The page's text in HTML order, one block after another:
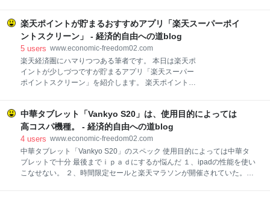
のところその通りに為替が円高に振れようがお構いな
しに日経平均は安定しています。 このまま来年２月ま
で安定した値動きかも知れないで
ク ・ディスプレイ 10.1インチ 解像度1280✕800 ・
CPU Octa-core Cortex A55 ・GPU IMG8322 ・
RAM（メモリ） 3 GB SDRAM DDR3 ・ストレー
ジ 64GB ※注意 64GBと32GBの２種類があるよう
です。購入時に要確認です。もちろん32GBの方が安
価になっています。 ・外部ストレージ microSDカー
5MP ・Antutu総合スコア 90000点 各使用方法
楽天ポイントが貯まるおすすめアプリ「楽天スーパーポイ
ントスクリーン」 - 経済的自由への道blog
5 users www.economic-freedom02.com
楽天経済圏にハマりつつある筆者です。 本日は楽天ポ
イントが少しづつですが貯まるアプリ「楽天スーパー
ポイントスクリーン」を紹介します。 楽天ポイントが
こちら どんどん貯まる！お得なポイントアプリ スーパ
ーポイントスクリーン 楽天スーパーポイントスクリー
ンとは？ 楽天ポイントが貯まるおこづかいアプリで
す。 ポイントの付いたページを見たり、動画を見る事
で付与されるコインを使用してゲームに参加しポイン
トが貰えるアプリです。 だいたい１日５ポイント程度
中華タブレット「Vankyo S20」は、使用目的によっては
高コスパ機種。 - 経済的自由への道blog
4 users www.economic-freedom02.com
中華タブレット「Vankyo S20」のスペック 使用目的によっては中華タ
ブレットで十分 最後までｉｐａｄにするか悩んだ １、ipadの性能を使い
こなせない。 ２、時間限定セールと楽天マラソンが開催されていた。